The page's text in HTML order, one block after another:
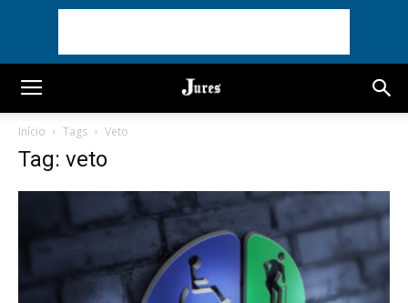
Início Tags Veto
Tag: veto